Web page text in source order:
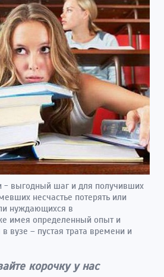
- выгодный шаг и для получивших
несчастье потерять или
нуждающихся в
имея определенный опыт и
вузе – пустая трата времени и
корочку у нас